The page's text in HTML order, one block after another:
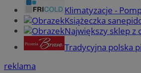
Klimatyzacje -
Książeczka
Największy sklep z
Tradycyjna polska
reklama